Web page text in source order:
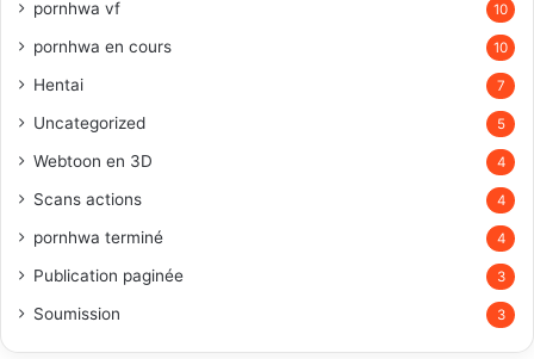
pornhwa vf 10
pornhwa en cours 10
Hentai 7
Uncategorized 5
Webtoon en 3D 4
Scans actions 4
pornhwa terminé 4
Publication paginée 3
Soumission 3